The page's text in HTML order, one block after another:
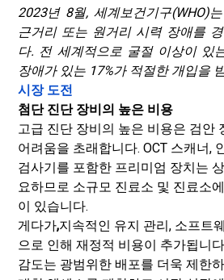
2023년 8월, 세계보건기구(WHO)
근거리 또는 원거리 시력 장애를
다. 전 세계적으로 굴절 이상이 있
장애가 있는 17%가 적절한 개입을
시장 도전
첨단 진단 장비의 높은 비용
고급 진단 장비의 높은 비용은 검안
어려움을 초래합니다. OCT 스캐너,
검사기를 포함한 프리미엄 장치는
요하므로 소규모 진료소 및 진료소
이 있습니다.
게다가,지속적인 유지 관리, 소프트
으로 인해 재정적 비용이 추가됩니
감도는 광범위한 배포를 더욱 제한